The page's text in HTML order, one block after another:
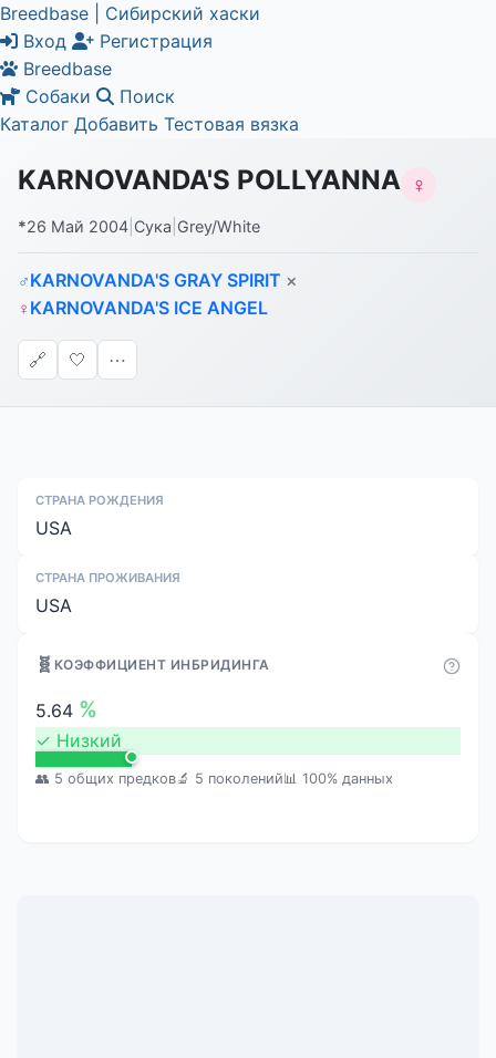
Breedbase | Сибирский хаски
Вход
Регистрация
Breedbase
Собаки
Поиск
Каталог Добавить Тестовая вязка
KARNOVANDA'S POLLYANNA ♀
*26 Май 2004 Сука Grey/White
♂KARNOVANDA'S GRAY SPIRIT ×
♀ KARNOVANDA'S ICE ANGEL
🔗 🤍 ⋯
СТРАНА РОЖДЕНИЯ
USA
СТРАНА ПРОЖИВАНИЯ
USA
🧬 КОЭФФИЦИЕНТ ИНБРИДИНГА
5.64 %
✓ Низкий
👥 5 общих предков🔬 5 поколений📊 100% данных